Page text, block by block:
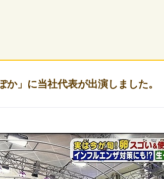
か」に当社代表が出演しました。